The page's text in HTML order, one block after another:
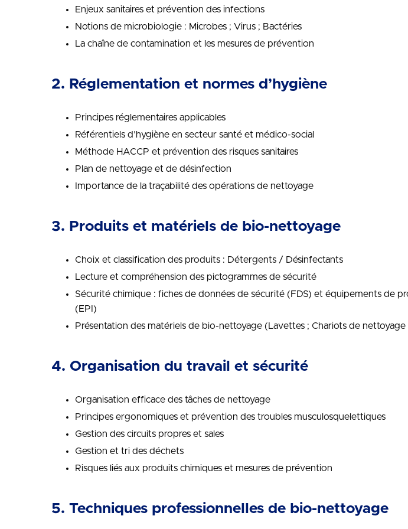
Enjeux sanitaires et prévention des infections
Notions de microbiologie : Microbes ; Virus ; Bactéries
La chaîne de contamination et les mesures de prévention
2. Réglementation et normes d’hygiène
Principes réglementaires applicables
Référentiels d’hygiène en secteur santé et médico-social
Méthode HACCP et prévention des risques sanitaires
Plan de nettoyage et de désinfection
Importance de la traçabilité des opérations de nettoyage
3. Produits et matériels de bio-nettoyage
Choix et classification des produits : Détergents / Désinfectants
Lecture et compréhension des pictogrammes de sécurité
Sécurité chimique : fiches de données de sécurité (FDS) et équipements de
(EPI)
Présentation des matériels de bio-nettoyage (Lavettes ; Chariots de nettoyage
4. Organisation du travail et sécurité
Organisation efficace des tâches de nettoyage
Principes ergonomiques et prévention des troubles musculosquelettiques
Gestion des circuits propres et sales
Gestion et tri des déchets
Risques liés aux produits chimiques et mesures de prévention
5. Techniques professionnelles de bio-nettoyage